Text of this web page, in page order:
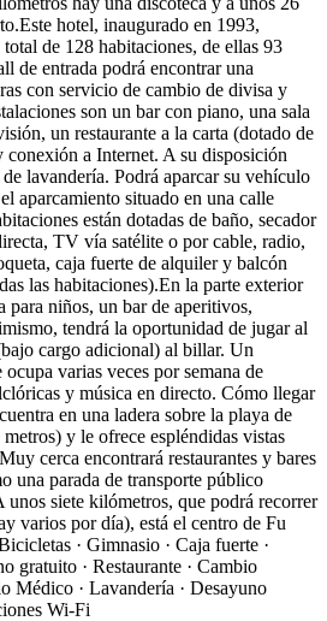
hotel, inaugurado en 1993,
de 128 habitaciones, de ellas 93
de entrada podrá encontrar una
con servicio de cambio de divisa y
son un bar con piano, una sala
un restaurante a la carta (dotado de
conexión a Internet. A su disposición
lavandería. Podrá aparcar su vehículo
aparcamiento situado en una calle
están dotadas de baño, secador
TV vía satélite o por cable, radio,
caja fuerte de alquiler y balcón
las habitaciones).En la parte exterior
para niños, un bar de aperitivos,
tendrá la oportunidad de jugar al
cargo adicional) al billar. Un
varias veces por semana de
y música en directo. Cómo llegar
en una ladera sobre la playa de
y le ofrece espléndidas vistas
cerca encontrará restaurantes y bares
una parada de transporte público
unos siete kilómetros, que podrá recorrer
varios por día), está el centro de Fu
· Gimnasio · Caja fuerte ·
gratuito · Restaurante · Cambio
Médico · Lavandería · Desayuno
Wi-Fi